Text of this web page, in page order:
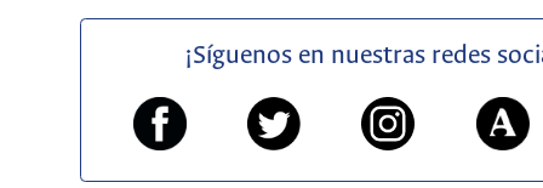
¡Síguenos en nuestras redes